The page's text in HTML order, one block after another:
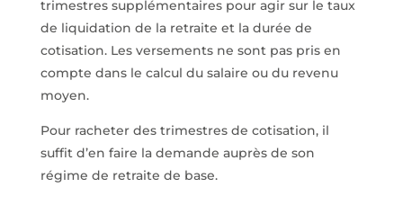
trimestres supplémentaires pour agir sur le taux
de liquidation de la retraite et la durée de
cotisation. Les versements ne sont pas pris en
compte dans le calcul du salaire ou du revenu
moyen.
Pour racheter des trimestres de cotisation, il
suffit d’en faire la demande auprès de son
régime de retraite de base.